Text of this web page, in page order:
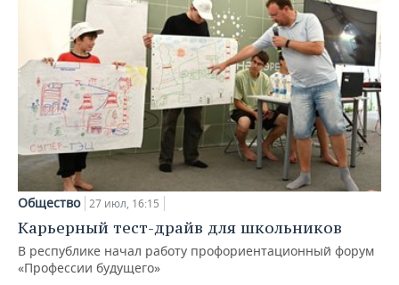
Общество 27 июл, 16:15
Карьерный тест-драйв для школьников
В республике начал работу профориентационный форум
«Профессии будущего»